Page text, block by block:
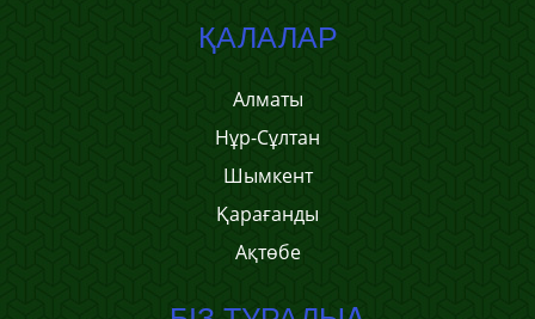
ҚАЛАЛАР
Алматы
Нұр-Сұлтан
Шымкент
Қарағанды
Ақтөбе